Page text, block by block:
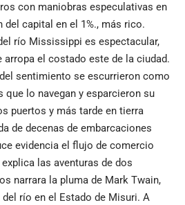
con maniobras especulativas en
capital en el 1%., más rico.
río Mississippi es espectacular,
arropa el costado este de la ciudad.
sentimiento se escurrieron como
lo navegan y esparcieron su
puertos y más tarde en tierra
de decenas de embarcaciones
evidencia el flujo de comercio
las aventuras de dos
narrara la pluma de Mark Twain,
río en el Estado de Misuri. A